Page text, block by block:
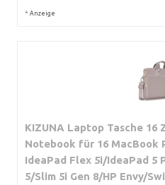
* Anzeige
KIZUNA Laptop Tasche 16
Notebook für 16 MacBook
IdeaPad Flex 5i/IdeaPad 5
5/Slim 5i Gen 8/HP Envy/